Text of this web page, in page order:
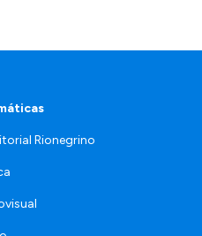
Rionegrino